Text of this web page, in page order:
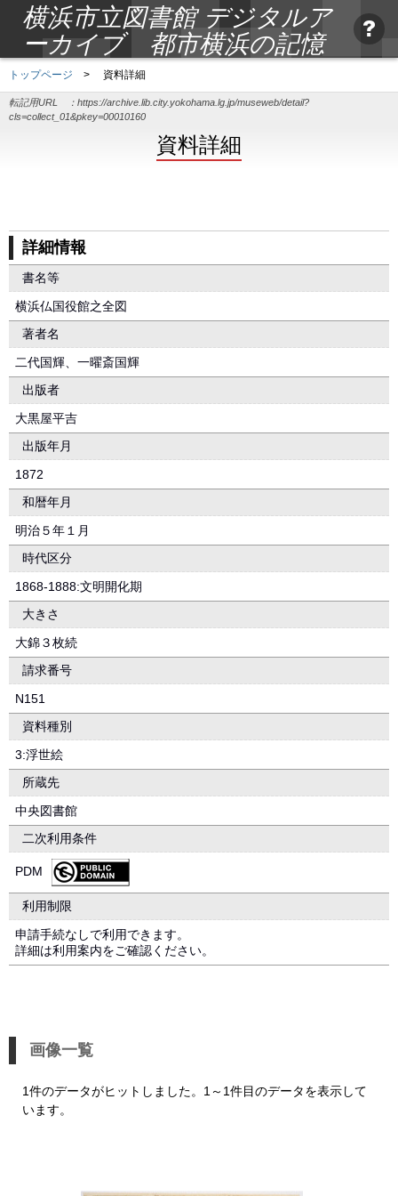
横浜市立図書館 デジタルア
ーカイブ 都市横浜の記憶
トップページ > 資料詳細
転記用URL ： https://archive.lib.city.yokohama.lg.jp/museweb/detail?
cls=collect_01&pkey=00010160
資料詳細
詳細情報
書名等
横浜仏国役館之全図
著者名
二代国輝、一曜斎国輝
出版者
大黒屋平吉
出版年月
1872
和暦年月
明治５年１月
時代区分
1868-1888:文明開化期
大きさ
大錦３枚続
請求番号
N151
資料種別
3:浮世絵
所蔵先
中央図書館
二次利用条件
PDM
利用制限
申請手続なしで利用できます。
詳細は利用案内をご確認ください。
画像一覧
1件のデータがヒットしました。1～1件目のデータを表示して
います。